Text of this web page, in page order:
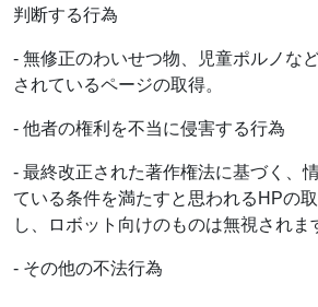
判断する行為
- 無修正のわいせつ物、児童ポルノな
されているページの取得。
- 他者の権利を不当に侵害する行為
- 最終改正された著作権法に基づく、
ている条件を満たすと思われるHPの
し、ロボット向けのものは無視されま
- その他の不法行為